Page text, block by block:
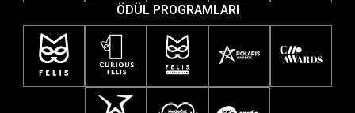
ÖDÜL PROGRAMLARI